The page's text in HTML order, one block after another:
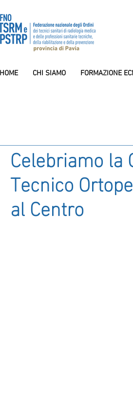
HOME CHI SIAMO FORMAZIONE
Celebriamo la
Tecnico
al Centro